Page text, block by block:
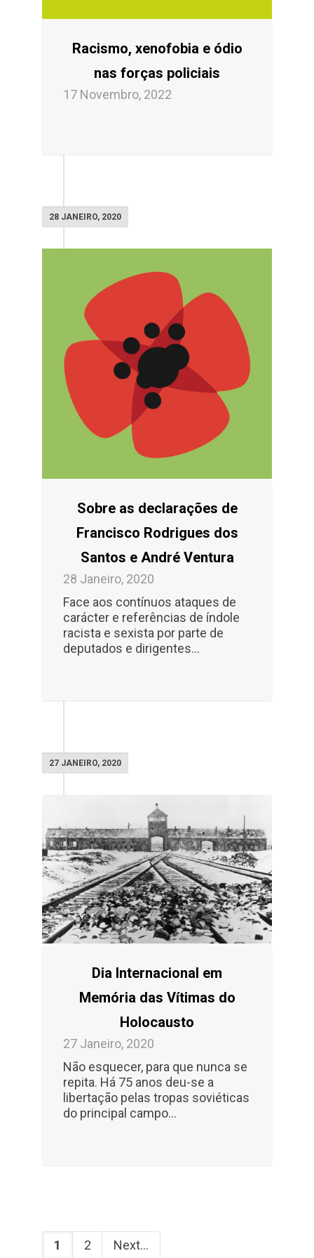
Racismo, xenofobia e ódio
nas forças policiais
17 Novembro, 2022
28 JANEIRO, 2020
Sobre as declarações de
Francisco Rodrigues dos
Santos e André Ventura
28 Janeiro, 2020
Face aos contínuos ataques de
carácter e referências de índole
racista e sexista por parte de
deputados e dirigentes...
27 JANEIRO, 2020
Dia Internacional em
Memória das Vítimas do
Holocausto
27 Janeiro, 2020
Não esquecer, para que nunca se
repita. Há 75 anos deu-se a
libertação pelas tropas soviéticas
do principal campo...
1 2 Next